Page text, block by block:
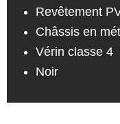
Revêtement
Châssis en
Vérin classe 4
Noir